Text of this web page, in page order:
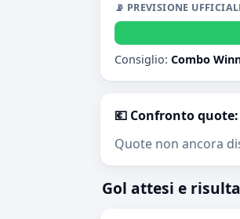
📡 PREVISIONE
Consiglio: Combo
💶 Confronto
Quote non ancora
Gol attesi e